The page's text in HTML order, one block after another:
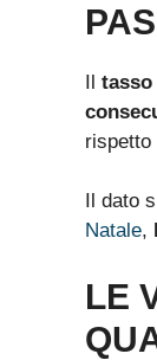
Il
Il dato
Natale,
LE